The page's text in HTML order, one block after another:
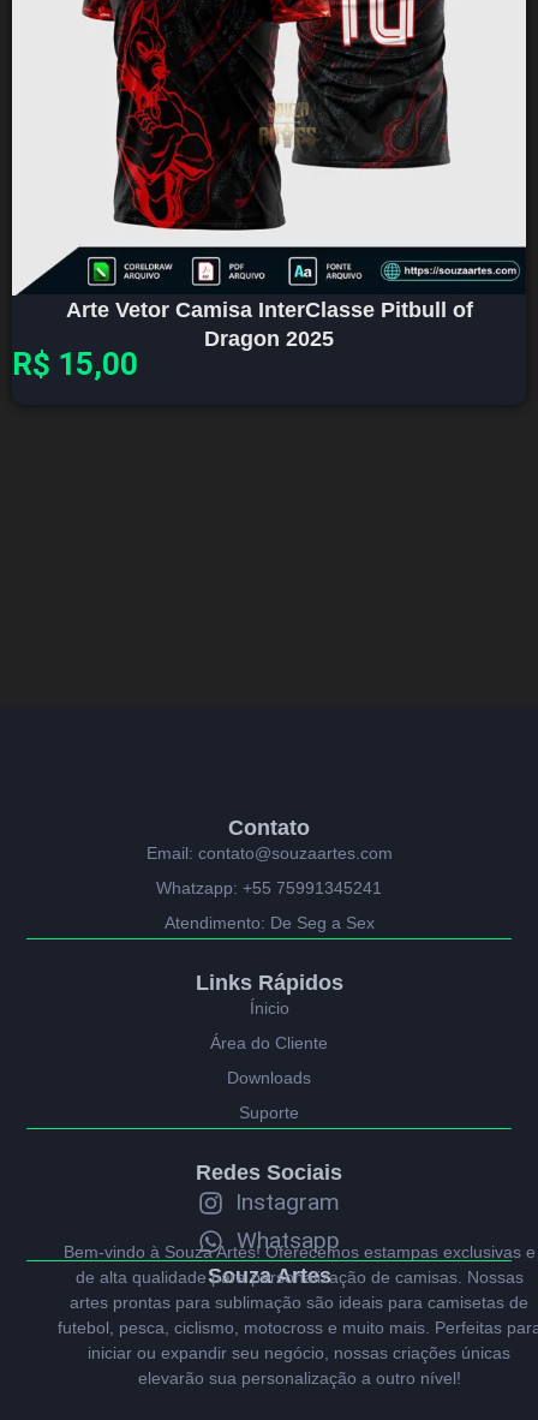
Arte Vetor Camisa InterClasse Pitbull of
Dragon 2025
R$ 15,00
Souza Artes
Bem-vindo à Souza Artes! Oferecemos estampas exclusivas e
de alta qualidade para personalização de camisas. Nossas
artes prontas para sublimação são ideais para camisetas de
futebol, pesca, ciclismo, motocross e muito mais. Perfeitas
iniciar ou expandir seu negócio, nossas criações únicas
elevarão sua personalização a outro nível!
Contato
Email: contato@souzaartes.com
Whatzapp: +55 75991345241
Atendimento: De Seg a Sex
Redes Sociais
Instagram
Whatsapp
Links Rápidos
Ínicio
Área do Cliente
Downloads
Suporte